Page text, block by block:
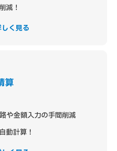
減！
く見る
算
や金額入力の手間削減
動計算！